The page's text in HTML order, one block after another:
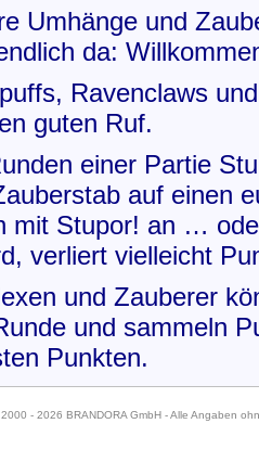
Umhänge und
da:
Ravenclaws
guten Ruf.
einer Partie
auf einen
mit Stupor! an …
verliert vielleicht
und Zauberer
und sammeln
Punkten.
- 2026 BRANDORA GmbH - Alle Angaben